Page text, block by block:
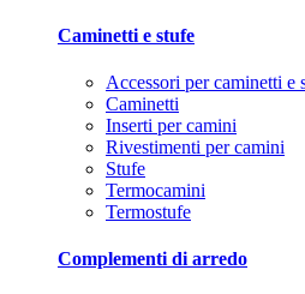
Caminetti e stufe
Accessori per caminetti e
Caminetti
Inserti per camini
Rivestimenti per camini
Stufe
Termocamini
Termostufe
Complementi di arredo